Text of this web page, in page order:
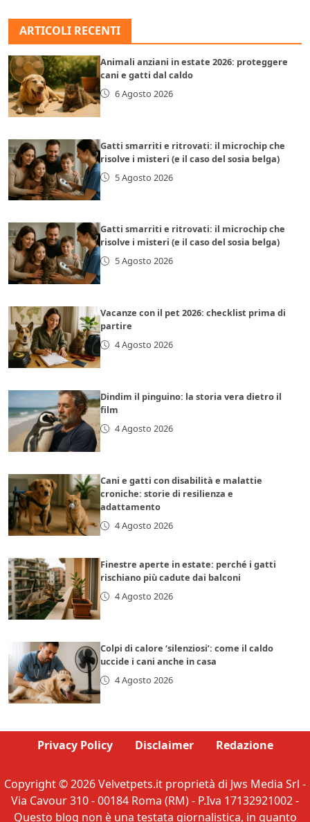
ARTICOLI RECENTI
Animali anziani in estate 2026: proteggere
cani e gatti dal caldo
6 Agosto 2026
Gatti smarriti e ritrovati: il microchip che
risolve i misteri (e il caso del sosia belga)
5 Agosto 2026
Gatti smarriti e ritrovati: il microchip che
risolve i misteri (e il caso del sosia belga)
5 Agosto 2026
Vacanze con il pet 2026: checklist prima di
partire
4 Agosto 2026
Dindim il pinguino: la storia vera dietro il
film
4 Agosto 2026
Cani e gatti con disabilità e malattie
croniche: storie di resilienza e
adattamento
4 Agosto 2026
Finestre aperte in estate: perché i gatti
rischiano più cadute dai balconi
4 Agosto 2026
Colpi di calore ‘silenziosi’: come il caldo
uccide i cani anche in casa
4 Agosto 2026
Privacy Policy Disclaimer Redazione
Copyright © 2026 Velvetpets.it proprietà di Jws Media Srl -
Via Cavour 310 - 00184 Roma (RM) - P.Iva 17132921002 -
Questo blog non è una testata giornalistica, in quanto